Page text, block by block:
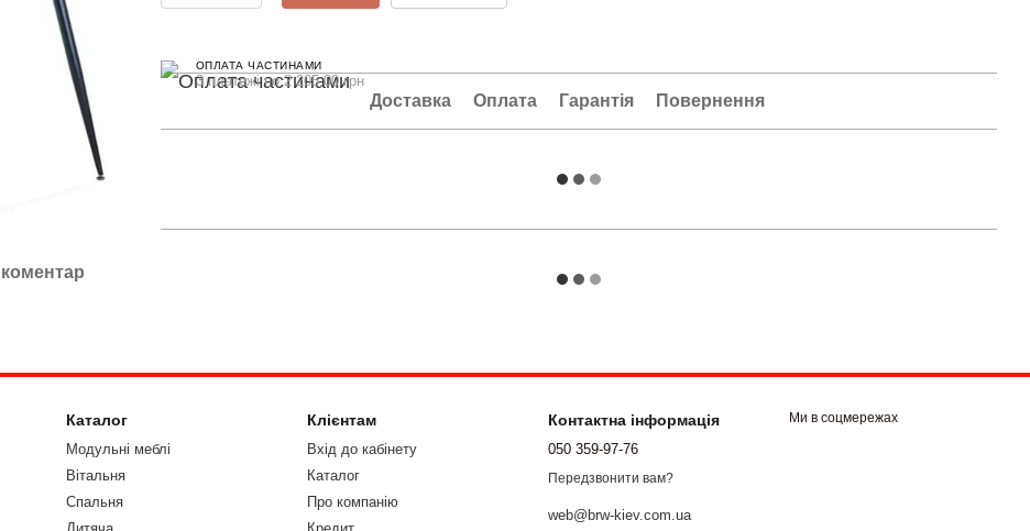
ОПЛАТА ЧАСТИНАМИ
3 платежі по 2 205.00 грн
Доставка Оплата Гарантія Повернення
Каталог
Модульні меблі
Вітальня
Спальня
Клієнтам
Вхід до кабінету
Каталог
Про компанію
Контактна інформація
050 359-97-76
Передзвонити вам?
web@brw-kiev.com.ua
Ми в соцмережах